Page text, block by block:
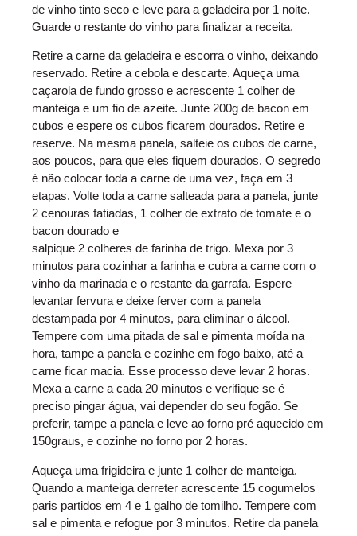
de vinho tinto seco e leve para a geladeira por 1 noite.
Guarde o restante do vinho para finalizar a receita.
Retire a carne da geladeira e escorra o vinho, deixando
reservado. Retire a cebola e descarte. Aqueça uma
caçarola de fundo grosso e acrescente 1 colher de
manteiga e um fio de azeite. Junte 200g de bacon em
cubos e espere os cubos ficarem dourados. Retire e
reserve. Na mesma panela, salteie os cubos de carne,
aos poucos, para que eles fiquem dourados. O segredo
é não colocar toda a carne de uma vez, faça em 3
etapas. Volte toda a carne salteada para a panela, junte
2 cenouras fatiadas, 1 colher de extrato de tomate e o
bacon dourado e
salpique 2 colheres de farinha de trigo. Mexa por 3
minutos para cozinhar a farinha e cubra a carne com o
vinho da marinada e o restante da garrafa. Espere
levantar fervura e deixe ferver com a panela
destampada por 4 minutos, para eliminar o álcool.
Tempere com uma pitada de sal e pimenta moída na
hora, tampe a panela e cozinhe em fogo baixo, até a
carne ficar macia. Esse processo deve levar 2 horas.
Mexa a carne a cada 20 minutos e verifique se é
preciso pingar água, vai depender do seu fogão. Se
preferir, tampe a panela e leve ao forno pré aquecido em
150graus, e cozinhe no forno por 2 horas.
Aqueça uma frigideira e junte 1 colher de manteiga.
Quando a manteiga derreter acrescente 15 cogumelos
paris partidos em 4 e 1 galho de tomilho. Tempere com
sal e pimenta e refogue por 3 minutos. Retire da panela